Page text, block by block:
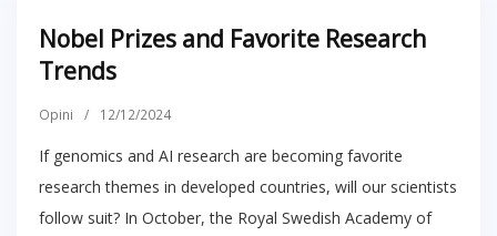
Nobel Prizes and Favorite Research
Trends
Opini / 12/12/2024
If genomics and AI research are becoming favorite
research themes in developed countries, will our scientists
follow suit? In October, the Royal Swedish Academy of